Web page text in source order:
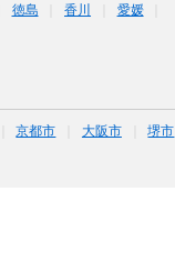
徳島 香川
愛媛
京都市 大阪市
堺市